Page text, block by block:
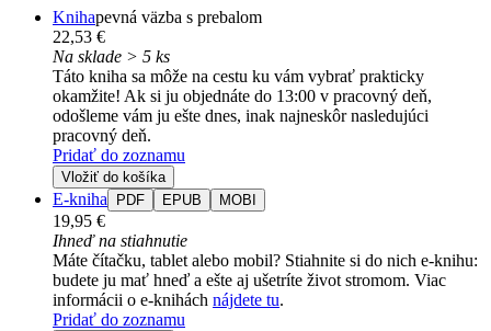
Knihapevná väzba s prebalom
22,53 €
Na sklade > 5 ks
Táto kniha sa môže na cestu ku vám vybrať prakticky
okamžite! Ak si ju objednáte do 13:00 v pracovný deň,
odošleme vám ju ešte dnes, inak najneskôr nasledujúci
pracovný deň.
Pridať do zoznamu
Vložiť do košíka
E-kniha PDF EPUB MOBI
19,95 €
Ihneď na stiahnutie
Máte čítačku, tablet alebo mobil? Stiahnite si do nich e-knihu:
budete ju mať hneď a ešte aj ušetríte život stromom. Viac
informácii o e-knihách nájdete tu.
Pridať do zoznamu